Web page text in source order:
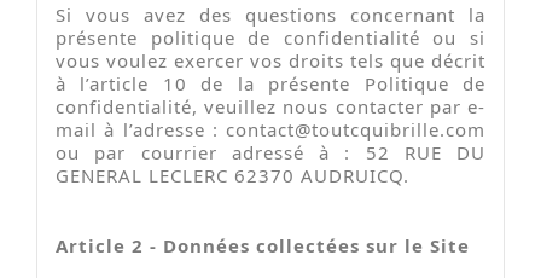
Si vous avez des questions concernant la
présente politique de confidentialité ou si
vous voulez exercer vos droits tels que décrit
à l’article 10 de la présente Politique de
confidentialité, veuillez nous contacter par e-
mail à l’adresse : contact@toutcquibrille.com
ou par courrier adressé à : 52 RUE DU
GENERAL LECLERC 62370 AUDRUICQ.
Article 2 - Données collectées sur le Site